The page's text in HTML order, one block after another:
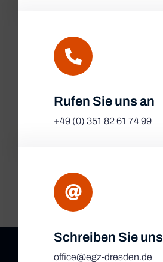
Rufen Sie uns an
+49 (0) 351 82 61 74 99
Schreiben Sie uns
office@egz-dresden.de